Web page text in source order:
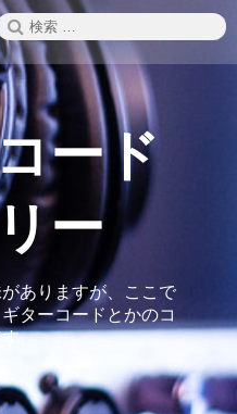
:
ード
ー
ありますが、ここで
ターコードとかのコ
。